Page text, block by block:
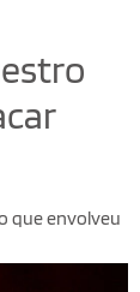
que envolveu